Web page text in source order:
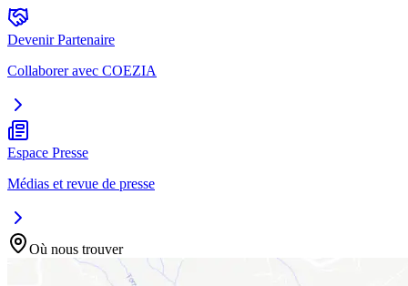
Devenir Partenaire
Collaborer avec COEZIA
Espace Presse
Médias et revue de presse
Où nous trouver